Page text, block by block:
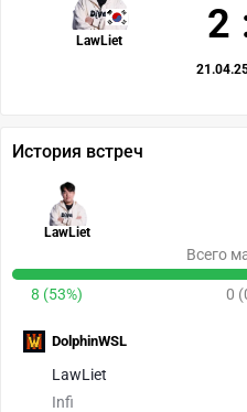
LawLiet 2
История встреч
LawLiet
Всего
8 (53%) 0
LawLiet
Infi
DolphinWSL